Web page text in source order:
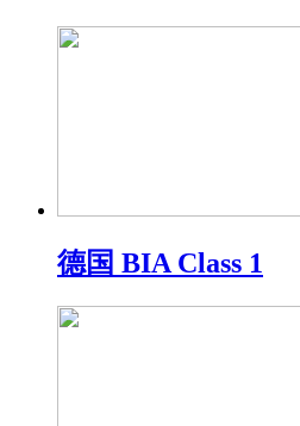
德国 BIA Class 1